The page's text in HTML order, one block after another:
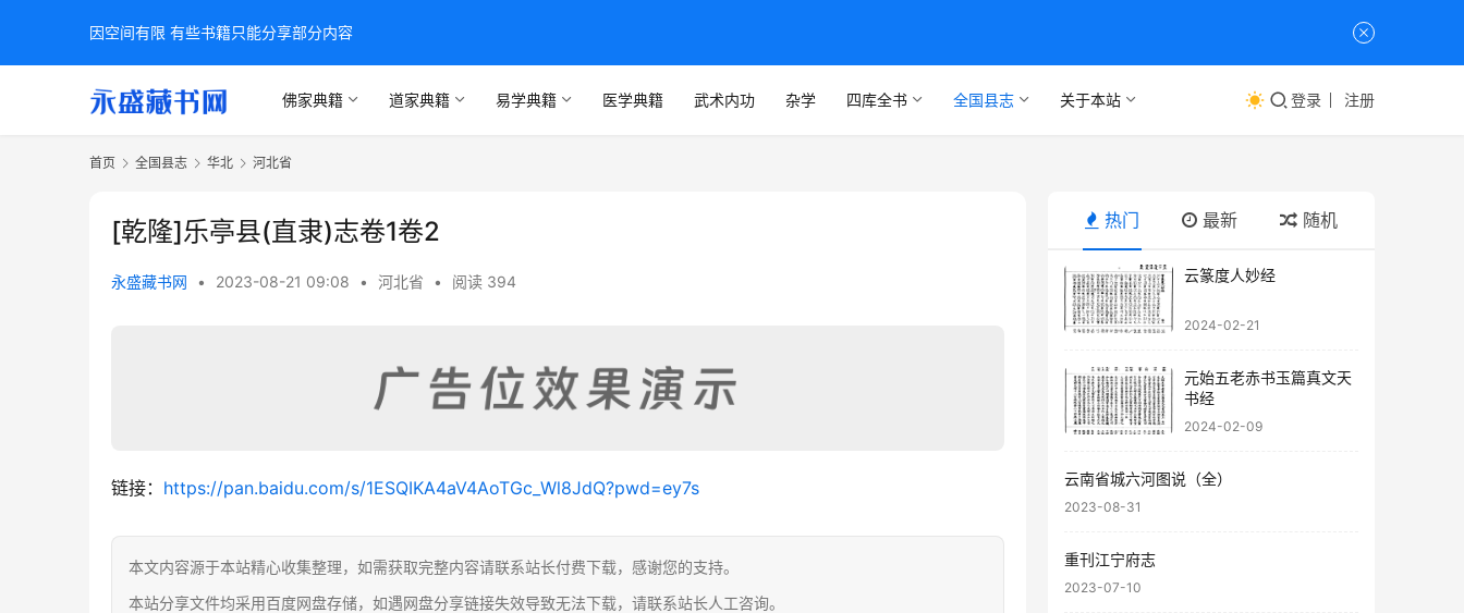
佛家典籍 道家典籍 易学典籍 医学典籍 武术内功 杂学 四库全书 全国县志 关于本站 登录 注册
首页 全国县志 华北 河北省
[乾隆]乐亭县(直隶)志卷1卷2
永盛藏书网 • 2023-08-21 09:08 • 河北省 • 阅读 394
链接： https://pan.baidu.com/s/1ESQIKA4aV4AoTGc_Wl8JdQ?pwd=ey7s
本文内容源于本站精心收集整理，如需获取完整内容请联系站长付费下载，感谢您的支持。
本站分享文件均采用百度网盘存储，如遇网盘分享链接失效导致无法下载，请联系站长人工咨询。
热门 最新 随机
云篆度人妙经
2024-02-21
元始五老赤书玉篇真文天
书经
2024-02-09
云南省城六河图说（全）
2023-08-31
重刊江宁府志
2023-07-10
因空间有限 有些书籍只能分享部分内容